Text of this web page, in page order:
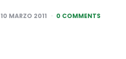
10 MARZO 2011 0 COMMENTS